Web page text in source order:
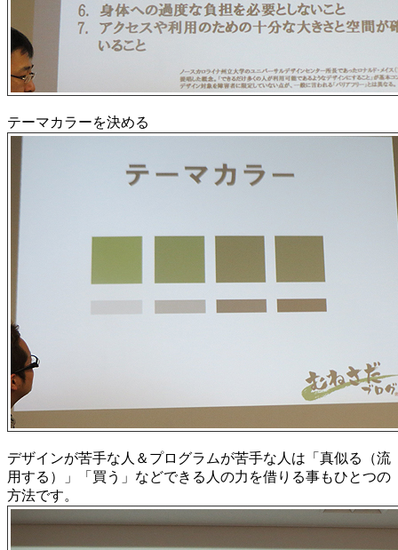
テーマカラーを決める
デザインが苦手な人＆プログラムが苦手な人は「真似る（流
用する）」「買う」などできる人の力を借りる事もひとつの
方法です。